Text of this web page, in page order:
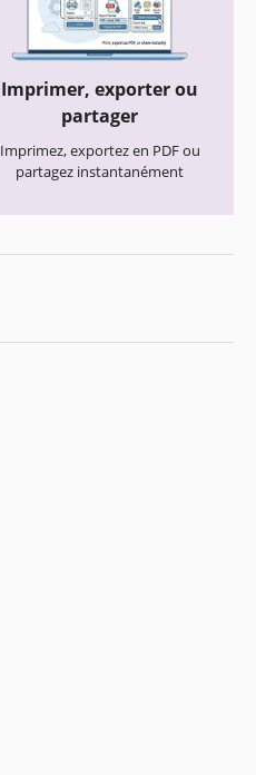
Imprimer, exporter ou
partager
Imprimez, exportez en PDF ou
partagez instantanément